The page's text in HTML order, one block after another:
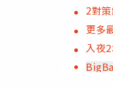
2對
更多
入夜